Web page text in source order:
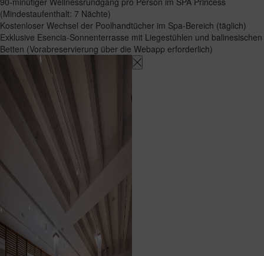
(Mindestaufenthalt: 7 Nächte)
Kostenloser Wechsel der Poolhandtücher im Spa-Bereich (täglich)
Exklusive Esencia-Sonnenterrasse mit Liegestühlen und balinesischen
Betten (Vorabreservierung über die Webapp erforderlich)